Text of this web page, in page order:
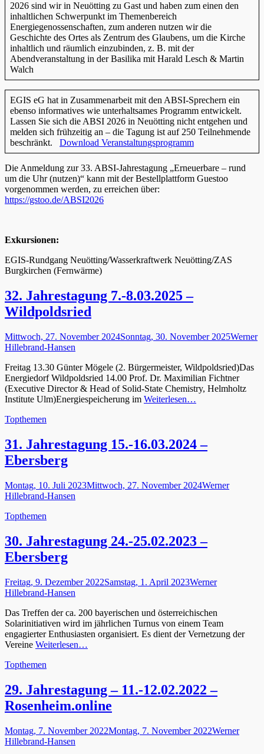
2026 sind wir in Neuötting zu Gast und haben zum einen den
inhaltlichen Schwerpunkt im Themenbereich
Energiegenossenschaften, zum anderen nutzen wir die
Geschichte des Ortes als Zentrum des Glaubens, um die Kirche
inhaltlich und räumlich einzubinden, z. B. mit der
Abendveranstaltung in der Basilika mit Harald Lesch & Martin
Walch
EGIS eG hat in Zusammenarbeit mit den ABSI-Sprechern ein
ebenso informatives wie unterhaltsames Programm entwickelt.
Lassen Sie sich die ABSI 2026 in Neuötting nicht entgehen und
melden sich frühzeitig an – die Tagung ist auf 250 Teilnehmende
beschränkt. Download Veranstaltungsprogramm
Die Anmeldung zur 33. ABSI-Jahrestagung „Erneuerbare – rund
um die Uhr (nutzen)“ kann mit der Bestellplattform Guestoo
vorgenommen werden, zu erreichen über:
https://gstoo.de/ABSI2026
Exkursionen:
EGIS-Rundgang Neuötting/Wasserkraftwerk Neuötting/ZAS
Burgkirchen (Fernwärme)
32. Jahrestagung 7.-8.03.2025 –
Wildpoldsried
Gepostet
am
Mittwoch, 27. November 2024Sonntag, 30. November 2025Autor
Werner
Hillebrand-Hansen
Freitag 13.30 Günter Mögele (2. Bürgermeister, Wildpoldsried)Das
Energiedorf Wildpoldsried 14.00 Prof. Dr. Maximilian Fichtner
(Executive Director & Head of Solid-State Chemistry, Helmholtz
Institute Ulm)Energiespeicherung im Weiterlesen…
Kategorien
Topthemen
31. Jahrestagung 15.-16.03.2024 –
Ebersberg
Gepostet
am
Montag, 10. Juli 2023Mittwoch, 27. November 2024Autor
Werner
Hillebrand-Hansen
Kategorien
Topthemen
30. Jahrestagung 24.-25.02.2023 –
Ebersberg
Gepostet
am
Freitag, 9. Dezember 2022Samstag, 1. April 2023Autor
Werner
Hillebrand-Hansen
Das Treffen der ca. 200 bayerischen und österreichischen
Solarinitiativen wird im jährlichen Turnus von einem Team
engagierter Enthusiasten organisiert. Es dient der Vernetzung der
Vereine Weiterlesen…
Kategorien
Topthemen
29. Jahrestagung – 11.-12.02.2022 –
Rosenheim.online
Gepostet
am
Montag, 7. November 2022Montag, 7. November 2022Autor
Werner
Hillebrand-Hansen